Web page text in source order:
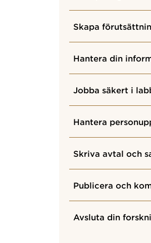
Skapa
Hantera din
Jobba säkert i
Hantera
Skriva avtal och
Publicera och
Avsluta din